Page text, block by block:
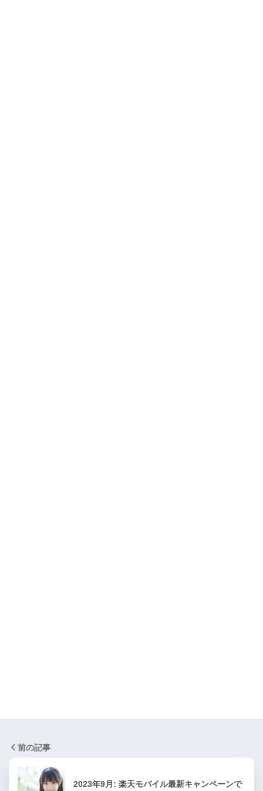
前の記事
2023年9月: 楽天モバイル最新キャンペーンで